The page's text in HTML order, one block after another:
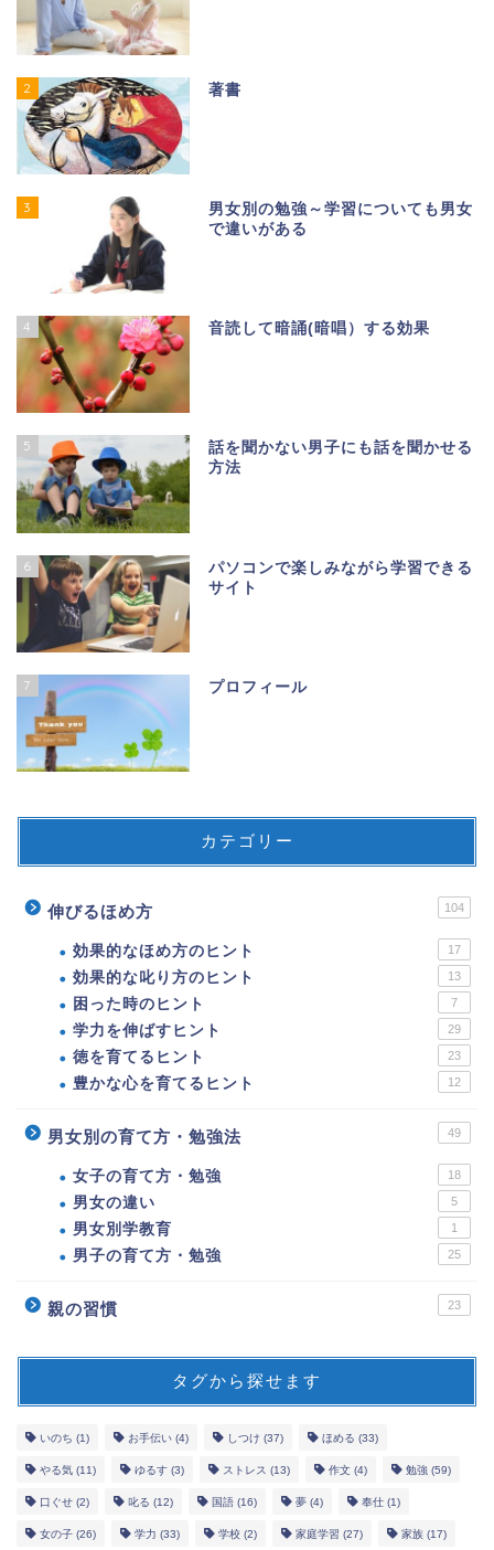
2 著書
3
男女別の勉強～学習についても男女
で違いがある
4 音読して暗誦(暗唱）する効果
5
話を聞かない男子にも話を聞かせる
方法
6
パソコンで楽しみながら学習できる
サイト
7 プロフィール
カテゴリー
伸びるほめ方 104
効果的なほめ方のヒント 17
効果的な叱り方のヒント 13
困った時のヒント 7
学力を伸ばすヒント 29
徳を育てるヒント 23
豊かな心を育てるヒント 12
男女別の育て方・勉強法 49
女子の育て方・勉強 18
男女の違い 5
男女別学教育 1
男子の育て方・勉強 25
親の習慣 23
タグから探せます
いのち (1) お手伝い (4) しつけ (37) ほめる (33)
やる気 (11) ゆるす (3) ストレス (13) 作文 (4) 勉強 (59)
口ぐせ (2) 叱る (12) 国語 (16) 夢 (4) 奉仕 (1)
女の子 (26) 学力 (33) 学校 (2) 家庭学習 (27) 家族 (17)